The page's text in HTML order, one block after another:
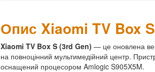
Опис Xiaomi TV Box
Xiaomi TV Box S (3rd Gen) — це оновлена
на повноцінний мультимедійний центр.
оснащений процесором Amlogic S905X5M.